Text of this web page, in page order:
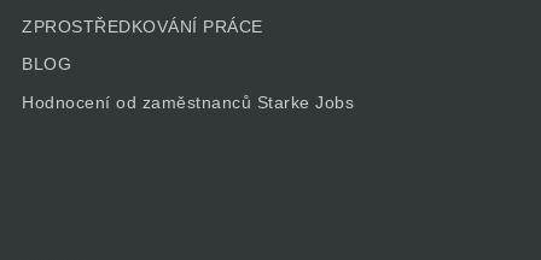
ZPROSTŘEDKOVÁNÍ PRÁCE
BLOG
Hodnocení od zaměstnanců Starke Jobs